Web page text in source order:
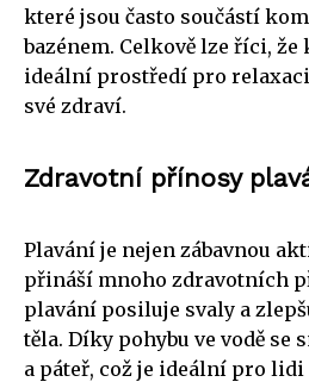
které jsou často součástí
bazénem. Celkově lze říci,
ideální prostředí pro
své zdraví.
Zdravotní přínosy
Plavání je nejen zábavnou
přináší mnoho zdravotních
plavání posiluje svaly a
těla. Díky pohybu ve vodě se
a páteř, což je ideální pro